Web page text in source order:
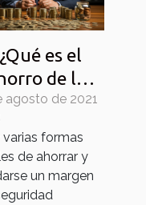
¿Qué es el
de los
y
son sus
ventajas?
agosto de 2021
varias formas
de ahorrar y
un margen